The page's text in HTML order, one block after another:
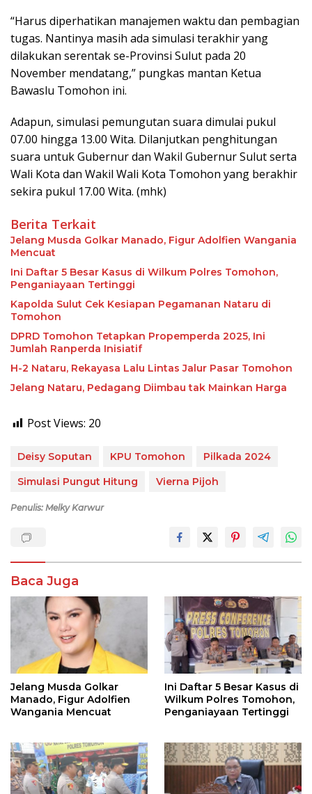
“Harus diperhatikan manajemen waktu dan pembagian
tugas. Nantinya masih ada simulasi terakhir yang
dilakukan serentak se-Provinsi Sulut pada 20
November mendatang,” pungkas mantan Ketua
Bawaslu Tomohon ini.
Adapun, simulasi pemungutan suara dimulai pukul
07.00 hingga 13.00 Wita. Dilanjutkan penghitungan
suara untuk Gubernur dan Wakil Gubernur Sulut serta
Wali Kota dan Wakil Wali Kota Tomohon yang berakhir
sekira pukul 17.00 Wita. (mhk)
Berita Terkait
Jelang Musda Golkar Manado, Figur Adolfien Wangania
Mencuat
Ini Daftar 5 Besar Kasus di Wilkum Polres Tomohon,
Penganiayaan Tertinggi
Kapolda Sulut Cek Kesiapan Pegamanan Nataru di
Tomohon
DPRD Tomohon Tetapkan Propemperda 2025, Ini
Jumlah Ranperda Inisiatif
H-2 Nataru, Rekayasa Lalu Lintas Jalur Pasar Tomohon
Jelang Nataru, Pedagang Diimbau tak Mainkan Harga
Post Views: 20
Deisy Soputan KPU Tomohon
Pilkada 2024
Simulasi Pungut Hitung
Vierna Pijoh
Penulis: Melky Karwur
Baca Juga
Jelang Musda Golkar
Manado, Figur Adolfien
Wangania Mencuat
Ini Daftar 5 Besar Kasus di
Wilkum Polres Tomohon,
Penganiayaan Tertinggi